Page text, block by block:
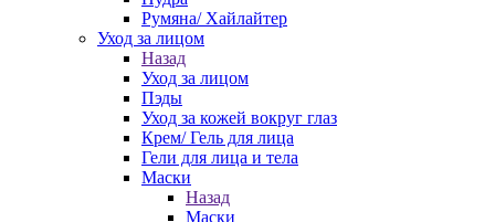
Румяна/ Хайлайтер
Уход за лицом
Назад
Уход за лицом
Пэды
Уход за кожей вокруг глаз
Крем/ Гель для лица
Гели для лица и тела
Маски
Назад
Маски